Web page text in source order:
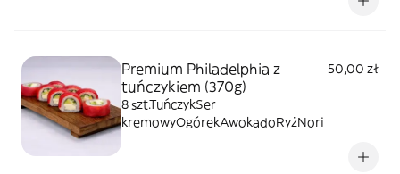
Premium Philadelphia z
tuńczykiem (370g)
50,00 zł
8 szt.TuńczykSer
kremowyOgórekAwokadoRyżNori